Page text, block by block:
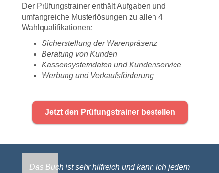
Der Prüfungstrainer enthält Aufgaben und
umfangreiche Musterlösungen zu allen 4
Wahlqualifikationen:
Sicherstellung der Warenpräsenz
Beratung von Kunden
Kassensystemdaten und Kundenservice
Werbung und Verkaufsförderung
Jetzt den Prüfungstrainer bestellen
Das Buch ist sehr hilfreich und kann ich jedem